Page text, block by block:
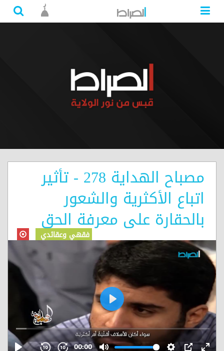
مصباح الهداية 278 - تأثير
اتباع الأكثرية والشعور
بالحقارة على معرفة الحق
فقهي وعقائدي